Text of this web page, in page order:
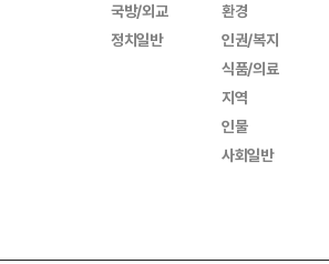
국방/외교
정치일반
환경
인권/복지
식품/의료
지역
인물
사회일반